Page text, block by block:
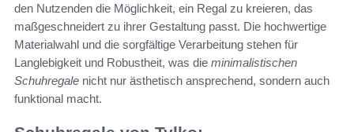
den Nutzenden die Möglichkeit, ein Regal zu kreieren, das
maßgeschneidert zu ihrer Gestaltung passt. Die hochwertige
Materialwahl und die sorgfältige Verarbeitung stehen für
Langlebigkeit und Robustheit, was die minimalistischen
Schuhregale nicht nur ästhetisch ansprechend, sondern auch
funktional macht.